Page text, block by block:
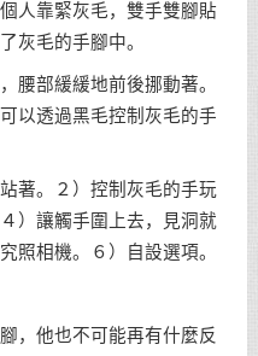
人靠緊灰毛，雙手雙腳貼
灰毛的手腳中。
部緩緩地前後挪動著。
以透過黑毛控制灰毛的手
著。２）控制灰毛的手玩
）讓觸手圍上去，見洞就
照相機。６）自設選項。
他也不可能再有什麼反